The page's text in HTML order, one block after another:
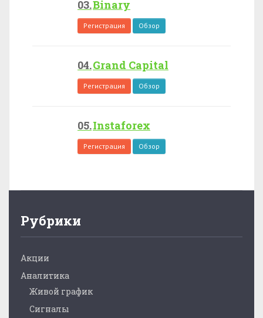
Binary
Регистрация Обзор
Grand Capital
Регистрация Обзор
Instaforex
Регистрация Обзор
Рубрики
Акции
Аналитика
Живой график
Сигналы